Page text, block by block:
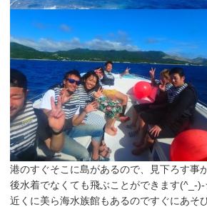
港のすぐそこに島があるので、見下ろす事
後水着でなくても飛ぶことができます(^_-
近くに美ら海水族館もあるのですぐにあそ